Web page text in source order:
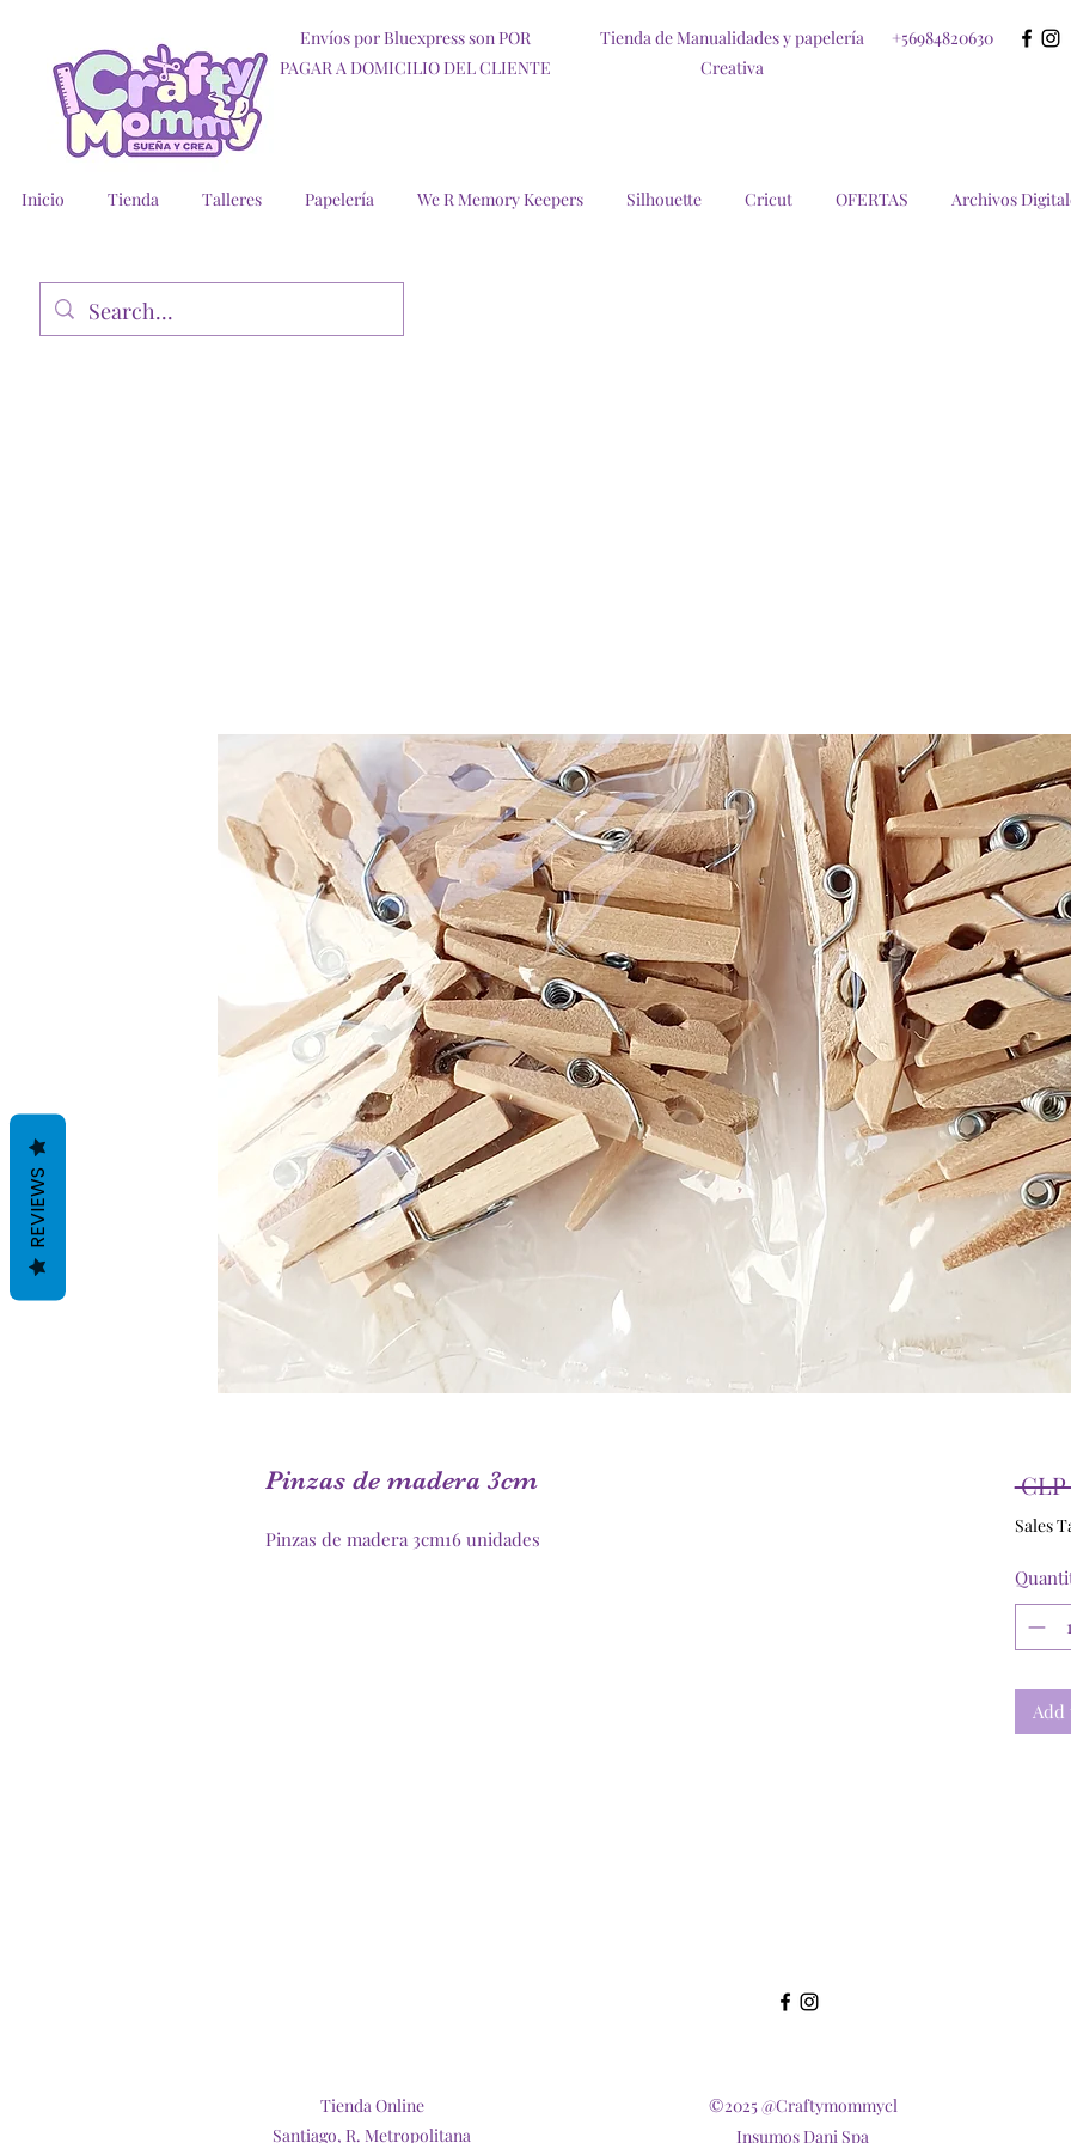
Envíos por Bluexpress son POR
PAGAR A DOMICILIO DEL CLIENTE
Tienda de Manualidades y papelería
Creativa
+56984820630
Inicio Tienda Talleres Papelería We R Memory Keepers Silhouette Cricut OFERTAS Archivos
Pinzas de madera 3cm
Pinzas de madera 3cm16 unidades
CLP
Sales
Add
Tienda Online
Santiago, R. Metropolitana
©2025 @Craftymommycl
Insumos Dani Spa
REVIEWS